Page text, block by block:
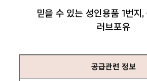
믿을 수 있는 성인용품 1번지,
러브포유
공급관련 정보